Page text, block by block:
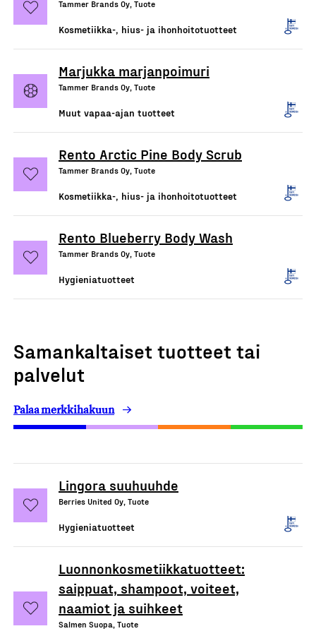
Tammer Brands Oy, Tuote
Kosmetiikka-, hius- ja ihonhoitotuotteet
Marjukka marjanpoimuri
Tammer Brands Oy, Tuote
Muut vapaa-ajan tuotteet
Rento Arctic Pine Body Scrub
Tammer Brands Oy, Tuote
Kosmetiikka-, hius- ja ihonhoitotuotteet
Rento Blueberry Body Wash
Tammer Brands Oy, Tuote
Hygieniatuotteet
Samankaltaiset tuotteet tai
palvelut
Palaa merkkihakuun
Lingora suuhuuhde
Berries United Oy, Tuote
Hygieniatuotteet
Luonnonkosmetiikkatuotteet:
saippuat, shampoot, voiteet,
naamiot ja suihkeet
Salmen Suopa, Tuote